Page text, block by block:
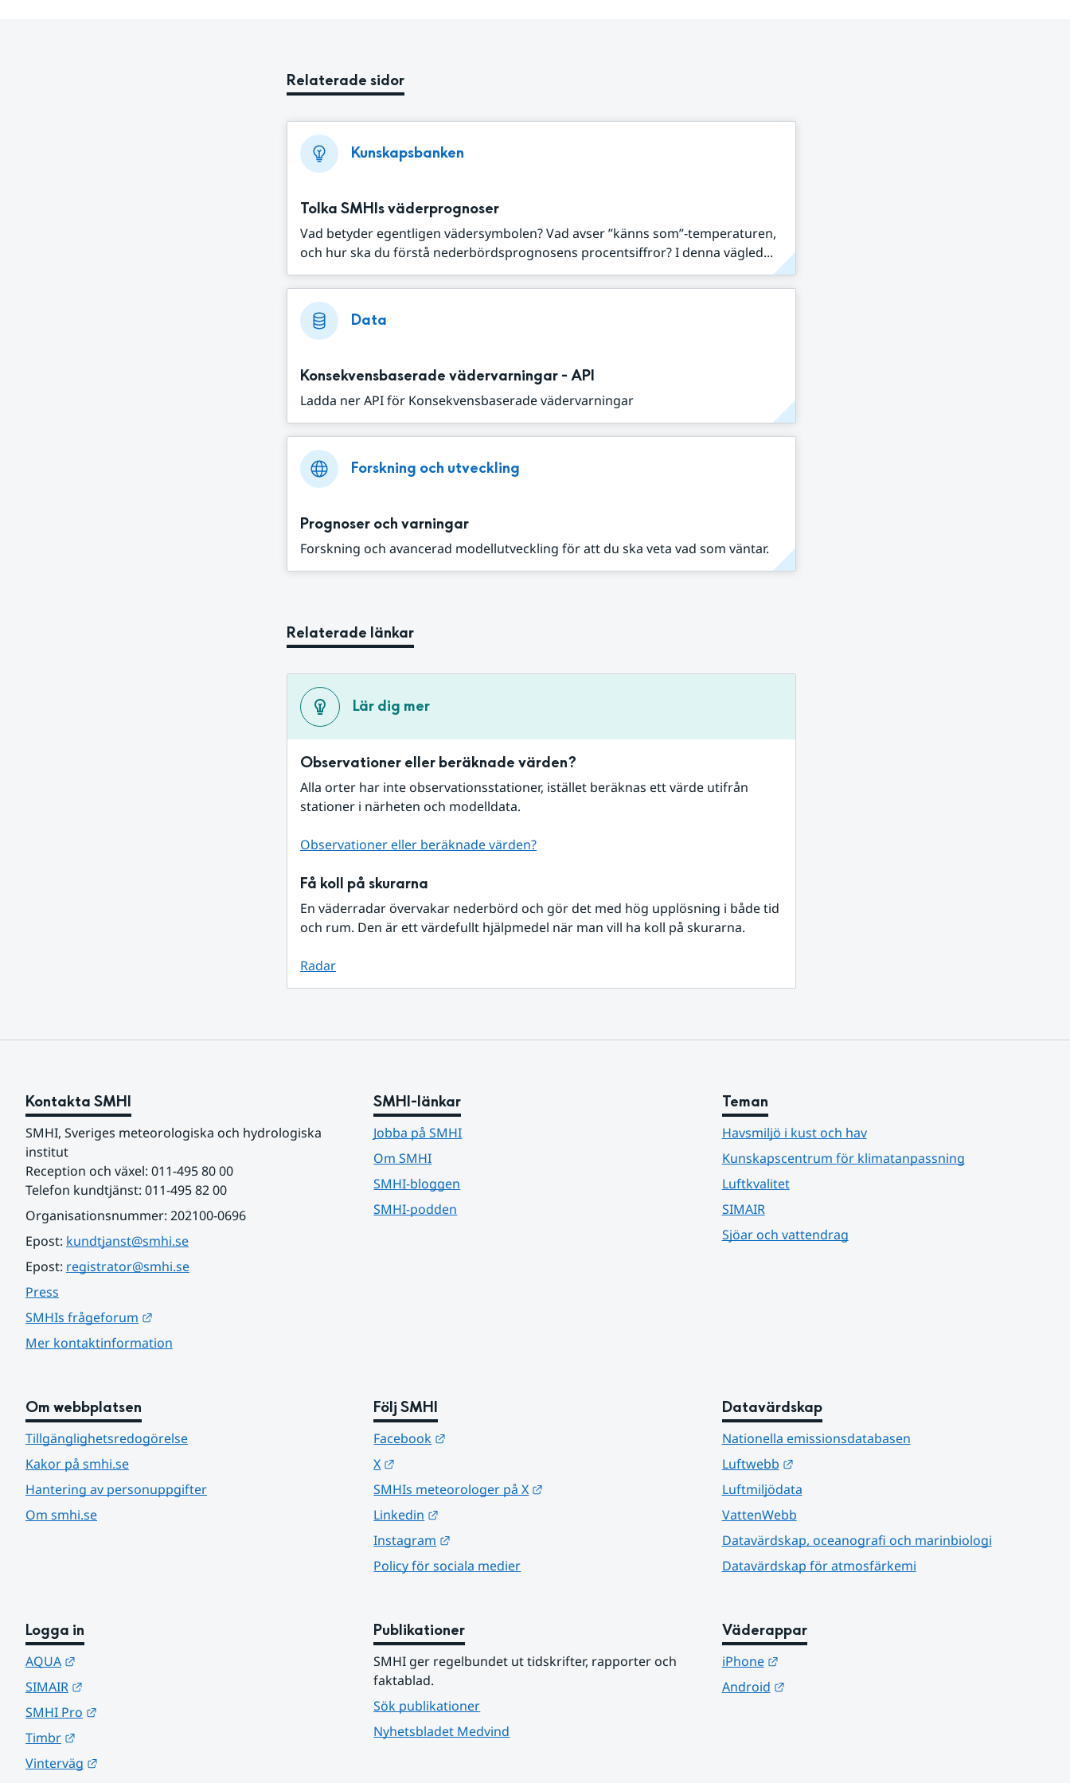
Relaterade sidor
Kunskapsbanken
Tolka SMHIs väderprognoser
Vad betyder egentligen vädersymbolen? Vad avser ”känns som”-temperaturen,
och hur ska du förstå nederbördsprognosens procentsiffror? I denna vägled...
Data
Konsekvensbaserade vädervarningar - API
Ladda ner API för Konsekvensbaserade vädervarningar
Forskning och utveckling
Prognoser och varningar
Forskning och avancerad modellutveckling för att du ska veta vad som väntar.
Relaterade länkar
Lär dig mer
Observationer eller beräknade värden?
Alla orter har inte observationsstationer, istället beräknas ett värde utifrån
stationer i närheten och modelldata.
Observationer eller beräknade värden?
Få koll på skurarna
En väderradar övervakar nederbörd och gör det med hög upplösning i både tid
och rum. Den är ett värdefullt hjälpmedel när man vill ha koll på skurarna.
Radar
Kontakta SMHI
SMHI, Sveriges meteorologiska och hydrologiska
institut
Reception och växel: 011-495 80 00
Telefon kundtjänst: 011-495 82 00
Organisationsnummer: 202100-0696
Epost: kundtjanst@smhi.se
Epost: registrator@smhi.se
Press
SMHIs frågeforum
Mer kontaktinformation
SMHI-länkar
Jobba på SMHI
Om SMHI
SMHI-bloggen
SMHI-podden
Teman
Havsmiljö i kust och hav
Kunskapscentrum för klimatanpassning
Luftkvalitet
SIMAIR
Sjöar och vattendrag
Om webbplatsen
Tillgänglighetsredogörelse
Kakor på smhi.se
Hantering av personuppgifter
Om smhi.se
Följ SMHI
Facebook
X
SMHIs meteorologer på X
Linkedin
Instagram
Policy för sociala medier
Datavärdskap
Nationella emissionsdatabasen
Luftwebb
Länk till annan webbplats.
Luftmiljödata
VattenWebb
Datavärdskap, oceanografi och marinbiologi
Datavärdskap för atmosfärkemi
Logga in
AQUA
SIMAIR
SMHI Pro
Timbr
Vinterväg
Publikationer
SMHI ger regelbundet ut tidskrifter, rapporter och
faktablad.
Sök publikationer
Nyhetsbladet Medvind
Väderappar
iPhone
Länk till annan webbplats.
Android
Länk till annan webbplats.